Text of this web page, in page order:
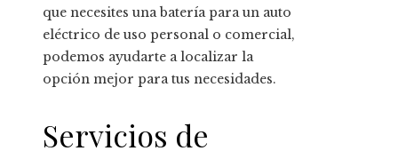
que necesites una batería para un auto
eléctrico de uso personal o comercial,
podemos ayudarte a localizar la
opción mejor para tus necesidades.
Servicios de